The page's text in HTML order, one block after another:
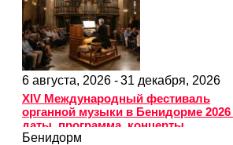
6 августа, 2026 -31 декабря, 2026
XIV Международный фестиваль
органной музыки в Бенидорме
даты, программа, концерты
Бенидорм